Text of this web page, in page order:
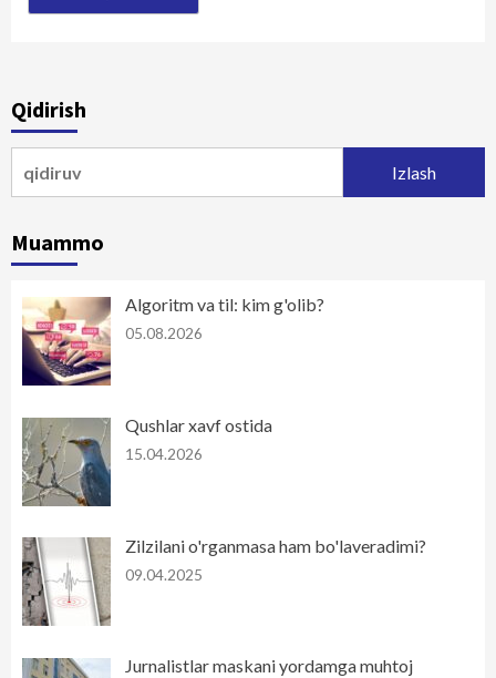
Qidirish
Muammo
Algoritm va til: kim g'olib?
05.08.2026
Qushlar xavf ostida
15.04.2026
Zilzilani o'rganmasa ham bo'laveradimi?
09.04.2025
Jurnalistlar maskani yordamga muhtoj